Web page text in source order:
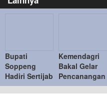
Bupati
Soppeng
Hadiri Sertijab
Pj Gubernur
Sulsel
Kemendagri
Bakal Gelar
Pencanangan
Gerakan
Pembagian 10